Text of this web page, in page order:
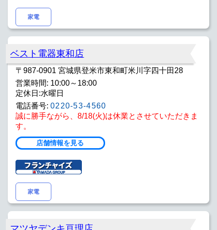
家電
ベスト電器東和店
〒987-0901 宮城県登米市東和町米川字四十田28
営業時間: 10:00～18:00
定休日:水曜日
電話番号: 0220-53-4560
誠に勝手ながら、8/18(火)は休業とさせていただきま
す。
店舗情報を見る
家電